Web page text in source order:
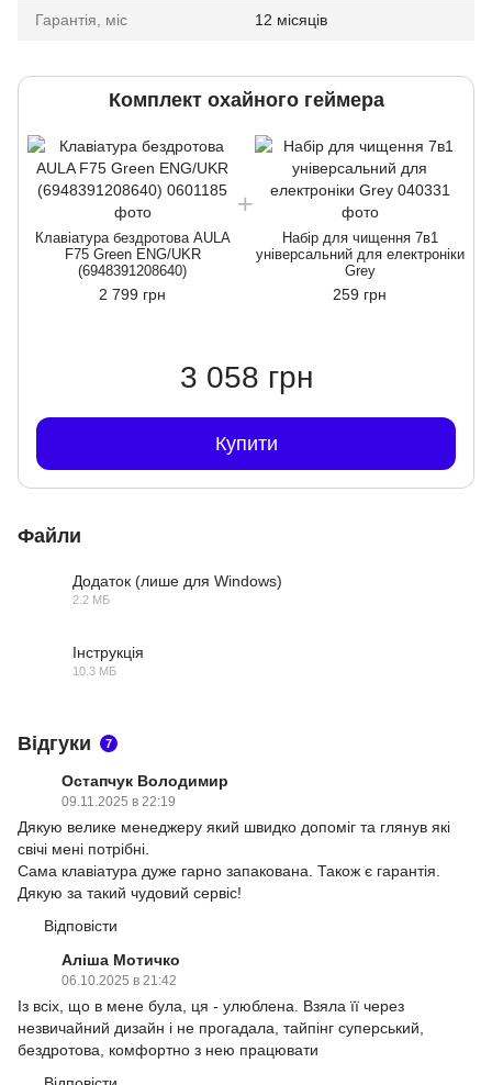
Гарантія, міс 12 місяців
Комплект охайного геймера
Клавіатура бездротова AULA
F75 Green ENG/UKR
(6948391208640)
2 799 грн
Набір для чищення 7в1
універсальний для електроніки
Grey
259 грн
3 058 грн
Купити
Файли
Додаток (лише для Windows)
2.2 МБ
Інструкція
10.3 МБ
Відгуки 7
Остапчук Володимир
09.11.2025 в 22:19
Дякую велике менеджеру який швидко допоміг та глянув які
свічі мені потрібні.
Сама клавіатура дуже гарно запакована. Також є гарантія.
Дякую за такий чудовий сервіс!
Відповісти
Аліша Мотичко
06.10.2025 в 21:42
Із всіх, що в мене була, ця - улюблена. Взяла її через
незвичайний дизайн і не прогадала, тайпінг суперський,
бездротова, комфортно з нею працювати